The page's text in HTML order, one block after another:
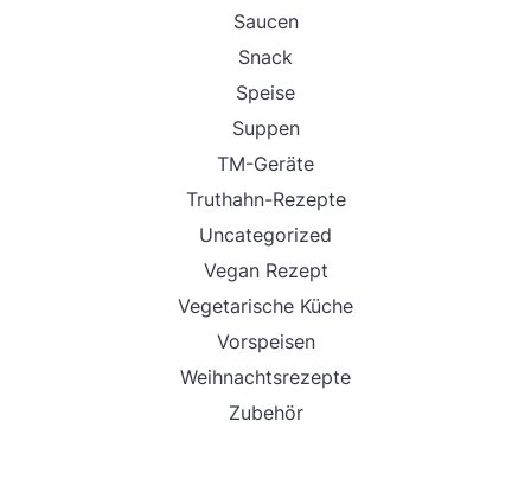
Saucen
Snack
Speise
Suppen
TM-Geräte
Truthahn-Rezepte
Uncategorized
Vegan Rezept
Vegetarische Küche
Vorspeisen
Weihnachtsrezepte
Zubehör